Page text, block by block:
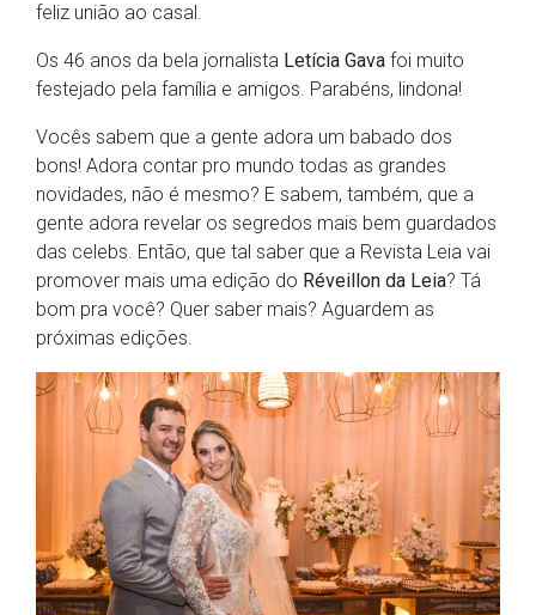
feliz união ao casal.
Os 46 anos da bela jornalista Letícia Gava foi muito
festejado pela família e amigos. Parabéns, lindona!
Vocês sabem que a gente adora um babado dos
bons! Adora contar pro mundo todas as grandes
novidades, não é mesmo? E sabem, também, que a
gente adora revelar os segredos mais bem guardados
das celebs. Então, que tal saber que a Revista Leia vai
promover mais uma edição do Réveillon da Leia? Tá
bom pra você? Quer saber mais? Aguardem as
próximas edições.